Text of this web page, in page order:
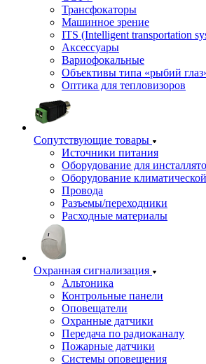
Трансфокаторы
Машинное зрение
ITS (Intelligent transportation
Аксессуары
Вариофокальные
Объективы типа «рыбий
Оптика для тепловизоров
Сопутствующие товары
Источники питания
Оборудование для
Оборудование
Провода
Разъемы/переходники
Расходные материалы
Охранная сигнализация
Альтоника
Контрольные панели
Оповещатели
Охранные датчики
Передача по радиоканалу
Пожарные датчики
Системы оповещения